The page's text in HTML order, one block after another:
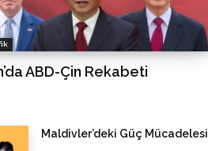
ABD-Çin Rekabeti
Maldivler’deki Güç Mücadelesi